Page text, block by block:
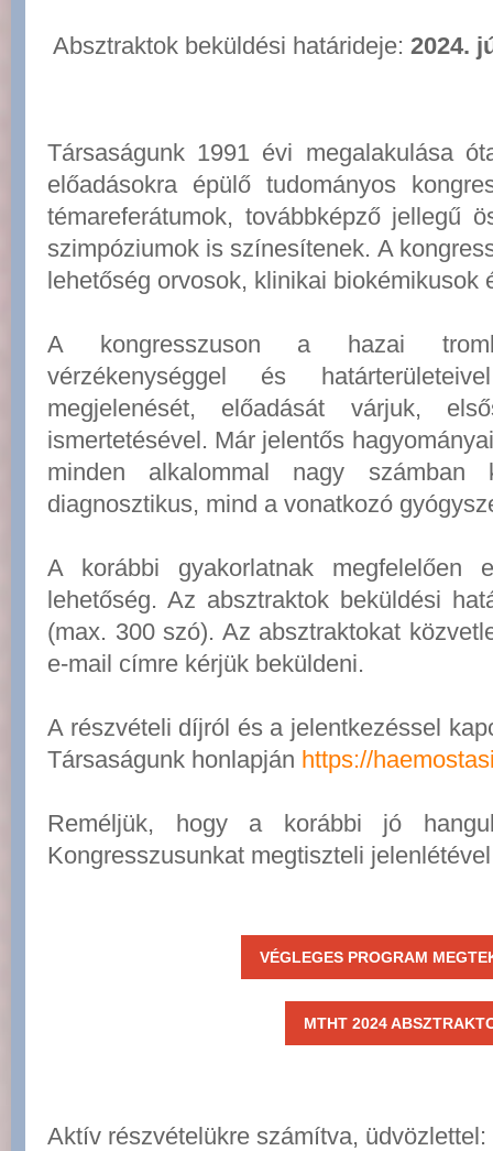
Absztraktok beküldési határideje:2024.
Társaságunk 1991 évi megalakulása
előadásokra épülő tudományos
témareferátumok, továbbképző jellegű
szimpóziumok is színesítenek. A
lehetőség orvosok, klinikai biokémikusok
A kongresszuson a hazai
vérzékenységgel és
megjelenését, előadását várjuk,
ismertetésével. Már jelentős
minden alkalommal nagy számban
diagnosztikus, mind a vonatkozó
A korábbi gyakorlatnak megfelelően
lehetőség. Az absztraktok beküldési
(max. 300 szó). Az absztraktokat
e-mail címre kérjük beküldeni.
A részvételi díjról és a jelentkezéssel
Társaságunk honlapján https://
Reméljük, hogy a korábbi jó
Kongresszusunkat megtiszteli
VÉGLEGES PROGRAM
MTHT 2024
Aktív részvételükre számítva, üdvözlettel: